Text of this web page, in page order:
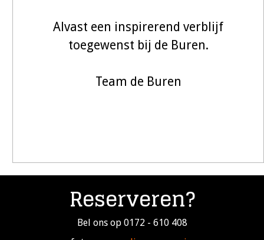
Alvast een inspirerend verblijf
toegewenst bij de Buren.
Team de Buren
Reserveren?
Bel ons op 0172 - 610 408